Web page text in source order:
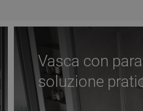
Vasca con
soluzione